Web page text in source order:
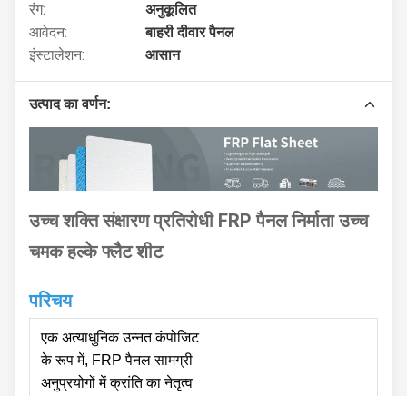
रंग:
अनुकूलित
आवेदन:
बाहरी दीवार पैनल
इंस्टालेशन:
आसान
उत्पाद का वर्णन:
उच्च शक्ति संक्षारण प्रतिरोधी FRP पैनल निर्माता उच्च
चमक हल्के फ्लैट शीट
परिचय
एक अत्याधुनिक उन्नत कंपोजिट
के रूप में, FRP पैनल सामग्री
अनुप्रयोगों में क्रांति का नेतृत्व